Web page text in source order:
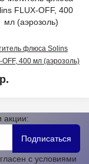
флюса Solins
OFF, 400 мл (аэрозоль)
акции:
Подписаться
с условиями